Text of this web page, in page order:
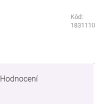
Kód:
Kód:
Hodnocení